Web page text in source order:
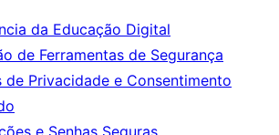
da Educação Digital
de Ferramentas de Segurança
de Privacidade e Consentimento